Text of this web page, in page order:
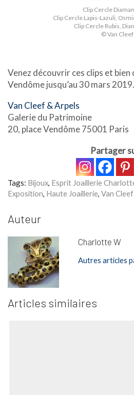
Clip Cercle
Clip Cercle Lapis-Lazuli,
Clip Cercle Rubis,
© Van
Venez découvrir ces clips et bien
Vendôme jusqu’au 30 mars 2019.
Van Cleef & Arpels
Galerie du Patrimoine
20, place Vendôme 75001 Paris
Partager
Tags: Bijoux, Esprit Joaillerie
Exposition, Haute Joaillerie, Van
Auteur
Charlotte W
Autres articles
Articles similaires